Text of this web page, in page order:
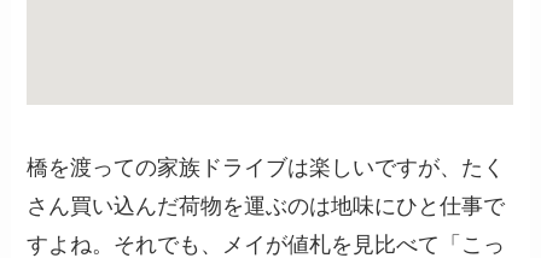
橋を渡っての家族ドライブは楽しいですが、たく
さん買い込んだ荷物を運ぶのは地味にひと仕事で
すよね。それでも、メイが値札を見比べて「こっ